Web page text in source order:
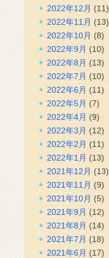
2022年12月 (11)
2022年11月 (13)
2022年10月 (8)
2022年9月 (10)
2022年8月 (13)
2022年7月 (10)
2022年6月 (11)
2022年5月 (7)
2022年4月 (9)
2022年3月 (12)
2022年2月 (11)
2022年1月 (13)
2021年12月 (13)
2021年11月 (9)
2021年10月 (5)
2021年9月 (12)
2021年8月 (14)
2021年7月 (18)
2021年6月 (17)